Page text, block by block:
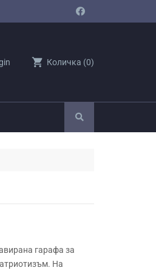
shopping_cart Количка (0)
гарафа за
На